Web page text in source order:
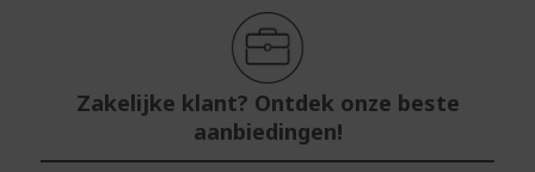
Zakelijke klant? Ontdek onze beste
aanbiedingen!